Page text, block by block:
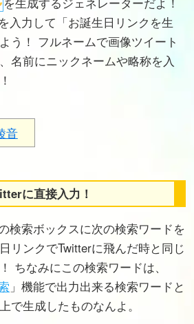
入力して「お誕生日リンクを生
う！ フルネームで画像ツイート
名前にニックネームや略称を入
音
に直接入力！
検索ボックスに次の検索ワードを
リンクでTwitterに飛んだ時と同じ
ちなみにこの検索ワードは、
」機能で出力出来る検索ワードと
で生成したものなんよ。